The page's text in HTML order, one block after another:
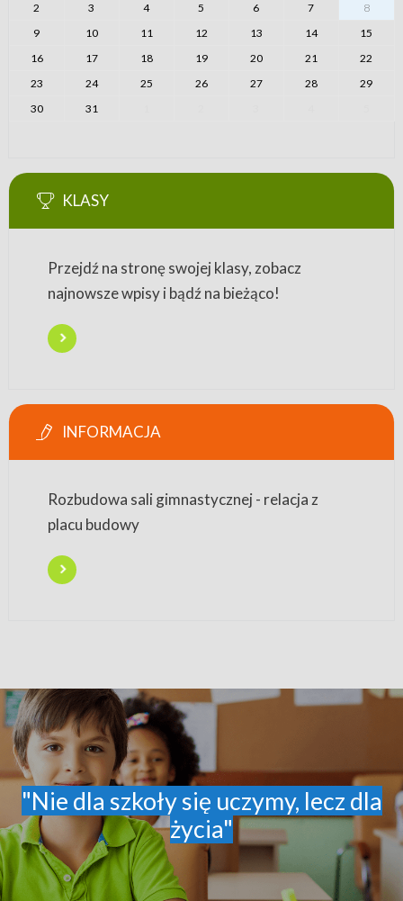
2
3 4 5 6 7
8
9
10 11 12 13 14
15
16
17 18 19 20 21
22
23
24 25 26 27 28
29
30
31
KLASY
Przejdź na stronę swojej klasy, zobacz
najnowsze wpisy i bądź na bieżąco!
INFORMACJA
Rozbudowa sali gimnastycznej - relacja z
placu budowy
"Nie dla szkoły się uczymy, lecz dla
życia"